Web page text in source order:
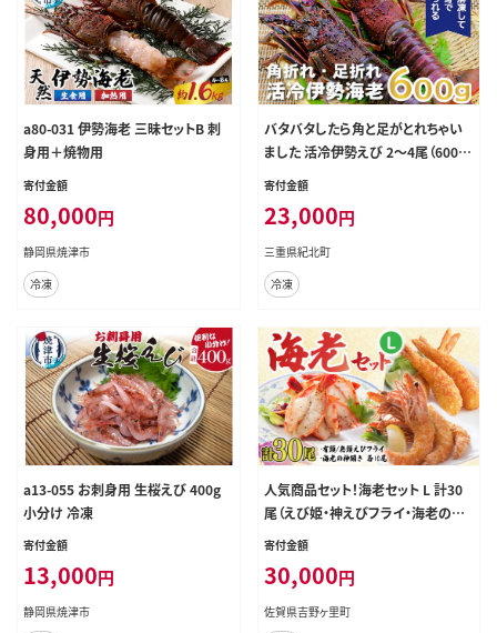
a80-031 伊勢海老 三昧セットB 刺
身用＋焼物用
寄付金額
80,000円
静岡県焼津市
冷凍
バタバタしたら角と足がとれちゃい
ました 活冷伊勢えび 2～4尾（600g）
〈訳あり(不揃い)〉【BB25】
寄付金額
23,000円
三重県紀北町
冷凍
a13-055 お刺身用 生桜えび 400g
小分け 冷凍
寄付金額
13,000円
静岡県焼津市
人気商品セット！海老セット L 計30
尾（えび姫・神えびフライ・海老の神
開き 各10尾） 吉野ヶ里町/EBI研究
寄付金額
30,000円
佐賀県吉野ヶ里町